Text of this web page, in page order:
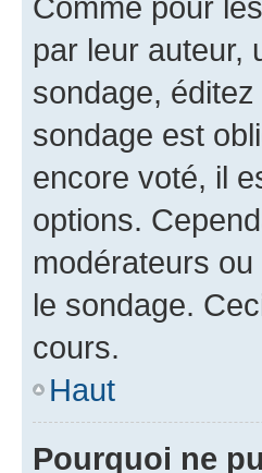
par leur auteur,
sondage,
sondage est
encore voté, il
options.
modérateurs
le sondage.
cours.
Haut
Pourquoi ne